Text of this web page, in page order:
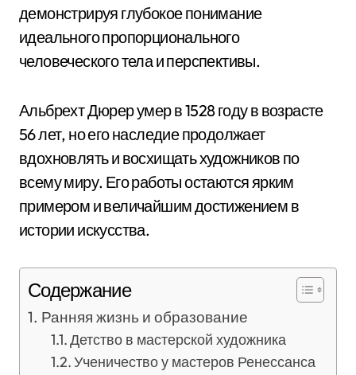
демонстрируя глубокое понимание
идеального пропорционального
человеческого тела и перспективы.
Альбрехт Дюрер умер в 1528 году в возрасте
56 лет, но его наследие продолжает
вдохновлять и восхищать художников по
всему миру. Его работы остаются ярким
примером и величайшим достижением в
истории искусства.
Содержание
Ранняя жизнь и образование
Детство в мастерской художника
Ученичество у мастеров Ренессанса